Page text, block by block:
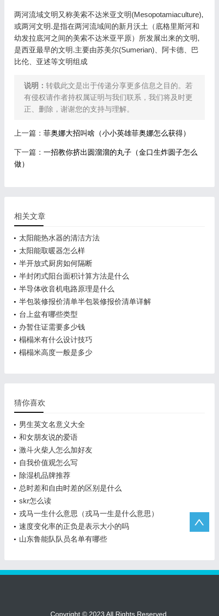
两河流域文明又称美索不达米亚文明(Mesopotamiaculture),
或两河文明.是指在两河流域间的新月沃土（底格里斯河和
幼发拉底河之间的美索不达米亚平原）所发展出来的文明,
是西亚最早的文明.主要由苏美尔(Sumerian)、阿卡德、巴
比伦、亚述等文明组成
说明： 转载此文是出于传递分享更多信息之目的。若
有侵权请作者持权属证明与我们联系，我们将及时更
正、删除，谢谢您的支持与理解。
上一篇： 菲奥娜大招叫啥（小小英雄菲奥娜怎么获得）
下一篇： 一招教你挤出圆溜溜的丸子（金口生炸圆子怎么
做）
相关文章
太阳能热水器的清洁方法
太阳能取暖器怎么样
半开放式厨房如何隔断
半封闭式阳台面积计算方法是什么
半导体收音机电路原理是什么
半包装修报价清单半包装修报价清单详解
台上盆有哪些类型
办暂住证需要多少钱
榻榻米有什么设计技巧
榻榻米高度一般是多少
猜你喜欢
男生英文名意义大全
和女朋友说的爱语
激斗火柴人怎么加好友
自我价值观怎么写
除湿机品牌推荐
总时差和自由时差的区别是什么
skr怎么读
戎马一生什么意思（戎马一生是什么意思）
速度变化率的正负是表示大小的吗
山东鲁能队队员名单有哪些
Copyright © 2023 All Rights Reserved.